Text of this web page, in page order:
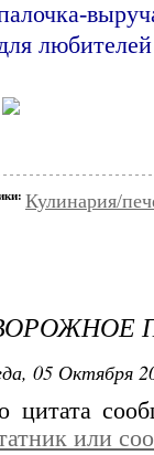
Кулинария/
05 Октября
цитата
или